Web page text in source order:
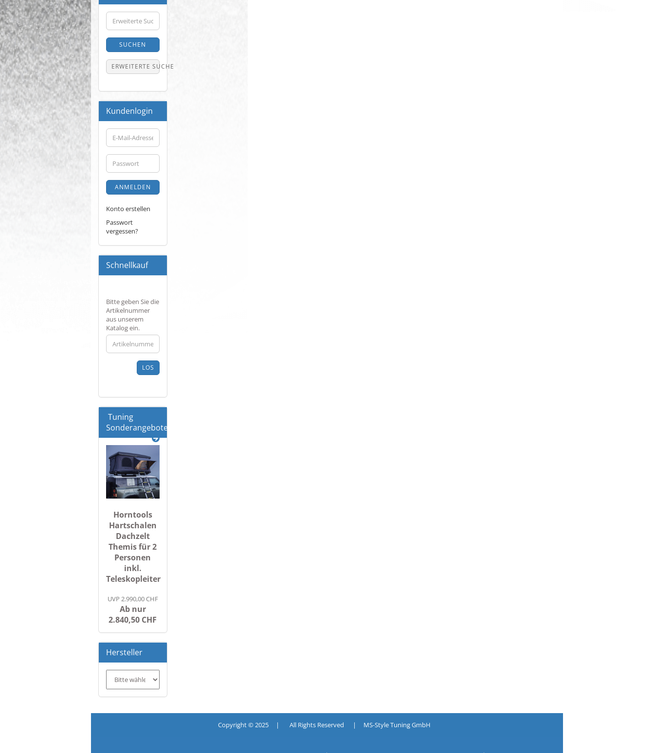
Erweiterte
Suche
SUCHEN
ERWEITERTE SUCHE
Kundenlogin
E-
Mail-
Adresse
Passwort
ANMELDEN
Konto erstellen
Passwort
vergessen?
Schnellkauf
BITTE
GEBEN
SIE
DIE
ARTIKELNUMMER
AUS
UNSEREM
Bitte geben Sie die
Artikelnummer
aus unserem
Katalog ein.
LOS
Tuning
Sonderangebote
Horntools
Hartschalen
Dachzelt
Themis für 2
Personen
inkl.
Teleskopleiter
UVP 2.990,00 CHF
Ab nur
2.840,50 CHF
Hersteller
Copyright © 2025 | All Rights Reserved | MS-Style Tuning GmbH